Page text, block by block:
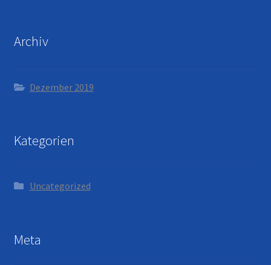
Archiv
Dezember 2019
Kategorien
Uncategorized
Meta